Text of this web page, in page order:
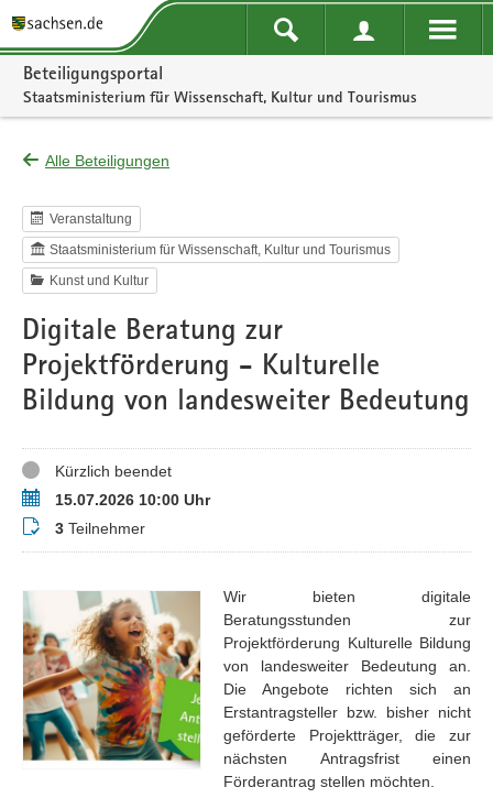
Portalnavigation
Beteiligungsportal
Staatsministerium für Wissenschaft, Kultur und Tourismus
Alle Beteiligungen
Veranstaltung
Staatsministerium für Wissenschaft, Kultur und Tourismus
Kunst und Kultur
Digitale Beratung zur
Projektförderung - Kulturelle
Bildung von landesweiter Bedeutung
StatusKürzlich beendet
Termin15.07.2026 10:00 Uhr
Teilnehmer
3 Teilnehmer
Wir bieten digitale
Beratungsstunden zur
Projektförderung Kulturelle Bildung
von landesweiter Bedeutung an.
Die Angebote richten sich an
Erstantragsteller bzw. bisher nicht
geförderte Projektträger, die zur
nächsten Antragsfrist einen
Förderantrag stellen möchten.